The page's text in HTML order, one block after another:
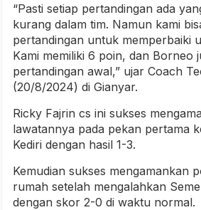
“Pasti setiap pertandingan ada
kurang dalam tim. Namun kami
pertandingan untuk memperbaiki
Kami memiliki 6 poin, dan Borneo
pertandingan awal,” ujar Coach
(20/8/2024) di Gianyar.
Ricky Fajrin cs ini sukses
lawatannya pada pekan pertama
Kediri dengan hasil 1-3.
Kemudian sukses mengamankan
rumah setelah mengalahkan
dengan skor 2-0 di waktu normal.